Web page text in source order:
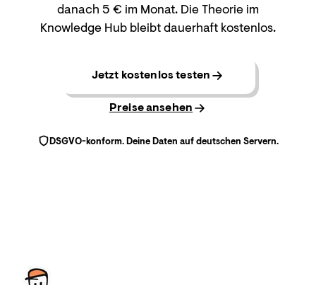
danach 5 € im Monat. Die Theorie im
Knowledge Hub bleibt dauerhaft kostenlos.
Jetzt kostenlos testen
Preise ansehen
DSGVO-konform. Deine Daten auf deutschen Servern.